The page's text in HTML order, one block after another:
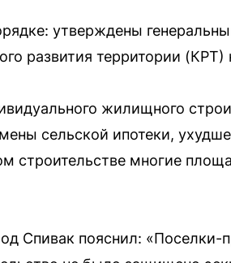
утверждены
развития территории (КРТ)
жилищного
сельской ипотеки,
строительстве многие
Спивак пояснил: «Поселки-